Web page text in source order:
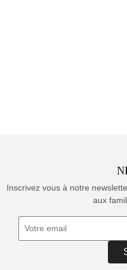
Inscrivez vous à notre
aux